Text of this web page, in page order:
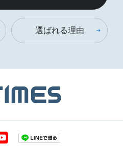
選ばれる理由